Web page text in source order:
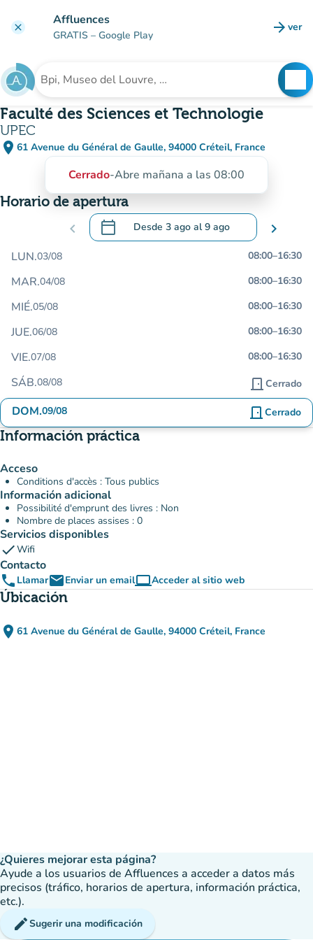
clear Affluences
GRATIS – Google Play arrow_forward ver
Buscar un establecimiento
Faculté des Sciences et Technologie
UPEC
place 61 Avenue du Général de Gaulle, 94000 Créteil, France
(abrir en Google Maps)
(nueva pestaña)
Cerrado-Abre mañana a las 08:00
Horario de apertura
chevron_left calendar_today Desde 3 ago al9 ago
.Abra el calendario para cambiar las
chevron_right
LUN.03/08 08:00–16:30
MAR.04/08 08:00–16:30
MIÉ.05/08 08:00–16:30
JUE.06/08 08:00–16:30
VIE.07/08 08:00–16:30
SÁB.08/08 door_front Cerrado
DOM.09/08 door_front Cerrado
Información práctica
Acceso
Conditions d'accès : Tous publics
Información adicional
Possibilité d'emprunt des livres : Non
Nombre de places assises : 0
Servicios disponibles
checkWifi
Contacto
phone LlamaremailEnviar un emailcomputerAcceder al sitio web
(nueva pestaña)
Úbicación
place 61 Avenue du Général de Gaulle, 94000 Créteil, France
(abrir en Google Maps)
(nueva pestaña)
¿Quieres mejorar esta página?
Ayude a los usuarios de Affluences a acceder a datos más
precisos (tráfico, horarios de apertura, información práctica,
etc.).
editSugerir una modificación